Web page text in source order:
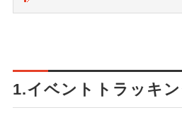
1.イベントトラッキ